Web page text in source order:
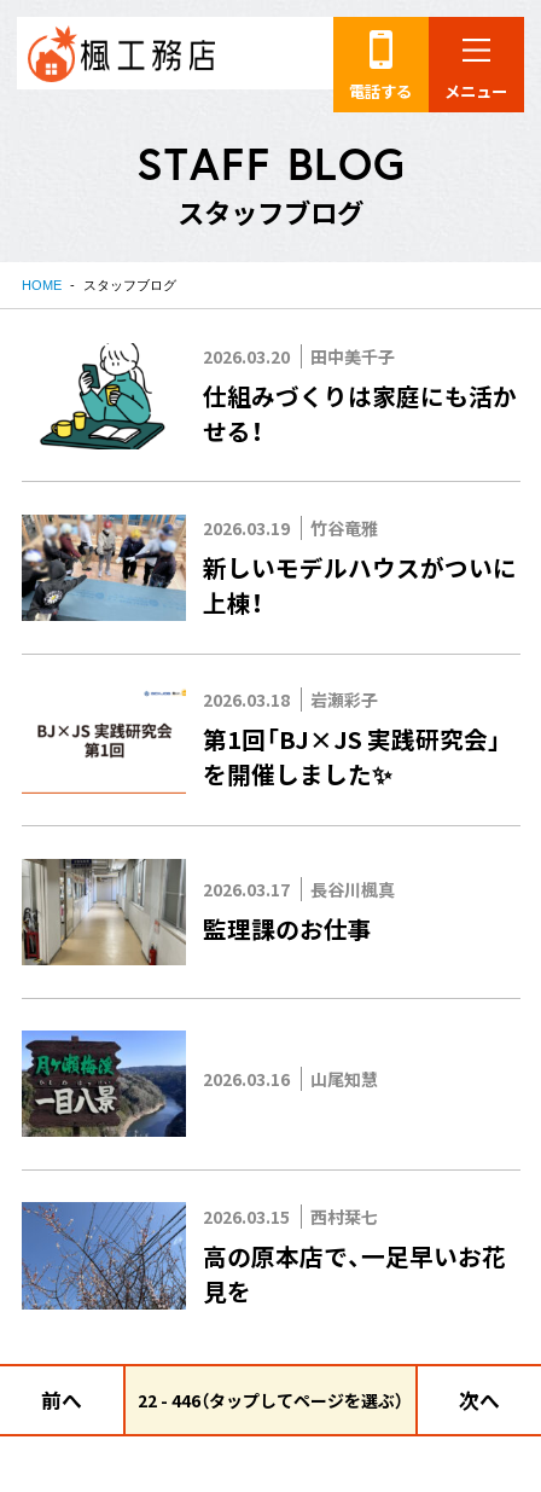
電話する メニュー
STAFF BLOG
スタッフブログ
HOME スタッフブログ
2026.03.20 田中美千子
仕組みづくりは家庭にも活か
せる！
2026.03.19 竹谷竜雅
新しいモデルハウスがついに
上棟！
2026.03.18 岩瀬彩子
第1回「BJ×JS 実践研究会」
を開催しました✨
2026.03.17 長谷川楓真
監理課のお仕事
2026.03.16 山尾知慧
2026.03.15 西村栞七
高の原本店で、一足早いお花
見を
前へ 22 - 446（タップしてページを選ぶ） 次へ